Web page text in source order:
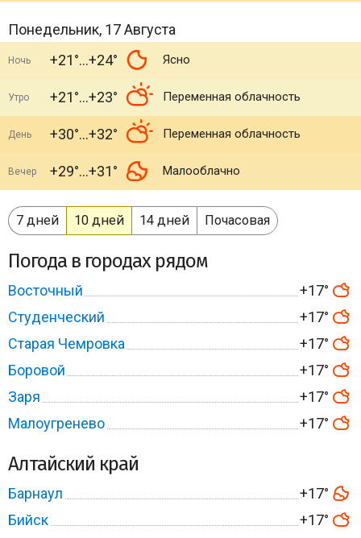
Понедельник, 17 Августа
Ночь +21° +24° Ясно
Утро +21° +23° Переменная облачность
День +30° +32° Переменная облачность
Вечер +29° +31° Малооблачно
7 дней 10 дней 14 дней Почасовая
Погода в городах рядом
Восточный
+17°
Студенческий
+17°
Старая Чемровка
+17°
Боровой
+17°
Заря
+17°
Малоугренево
+17°
Алтайский край
Барнаул
+17°
Бийск
+17°